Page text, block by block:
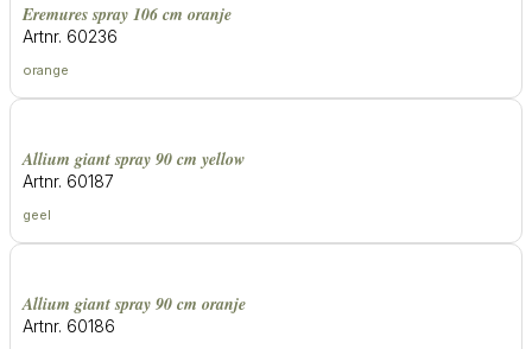
eremures spray 106 cm oranje
Artnr. 60236
orange
allium giant spray 90 cm yellow
Artnr. 60187
geel
allium giant spray 90 cm oranje
Artnr. 60186